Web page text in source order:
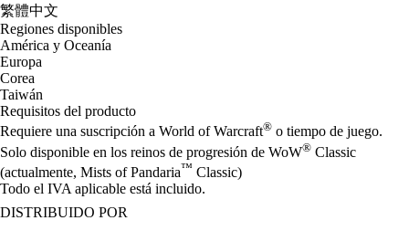
繁體中文
Regiones disponibles
América y Oceanía
Europa
Corea
Taiwán
Requisitos del producto
Requiere una suscripción a World of Warcraft® o tiempo de juego.
Solo disponible en los reinos de progresión de WoW® Classic
(actualmente, Mists of Pandaria™ Classic)
Todo el IVA aplicable está incluido.
DISTRIBUIDO POR